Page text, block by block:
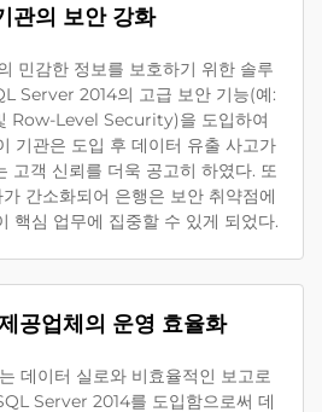
관의 보안 강화
민감한 정보를 보호하기 위한 솔루
Server 2014의 고급 보안 기능(예:
Row-Level Security)을 도입하여
기관은 도입 후 데이터 유출 사고가
고객 신뢰를 더욱 공고히 하였다. 또
간소화되어 은행은 보안 취약점에
핵심 업무에 집중할 수 있게 되었다.
공업체의 운영 효율화
데이터 실로와 비효율적인 보고로
Server 2014를 도입함으로써 데